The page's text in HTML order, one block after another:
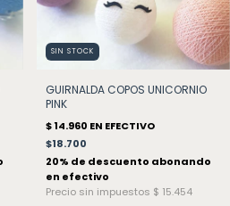
SIN STOCK
GUIRNALDA COPOS UNICORNIO
PINK
$18.700